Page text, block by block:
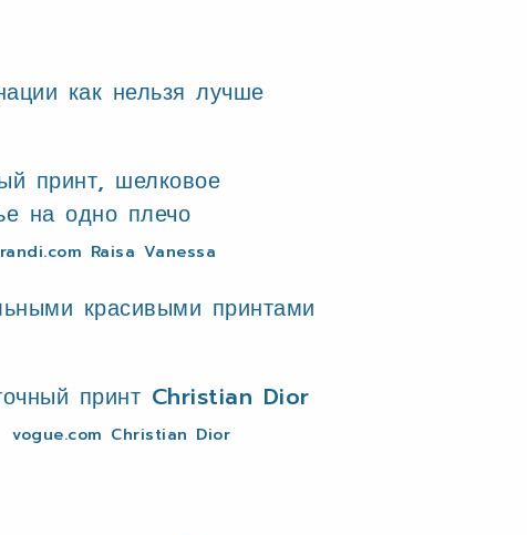
как нельзя лучше
Raisa Vanessa
красивыми принтами
vogue.com Christian Dior